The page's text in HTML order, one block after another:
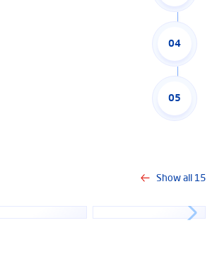
04
05
Show all15